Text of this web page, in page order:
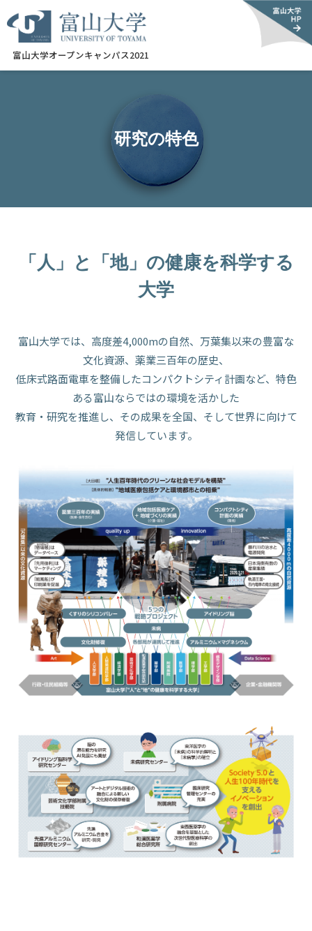
富山大学オープンキャンパス2021
研究の特色
「人」と「地」の健康を科学する
大学
富山大学では、高度差4,000mの自然、万葉集以来の豊富な
文化資源、薬業三百年の歴史、
低床式路面電車を整備したコンパクトシティ計画など、特色
ある富山ならではの環境を活かした
教育・研究を推進し、その成果を全国、そして世界に向けて
発信しています。